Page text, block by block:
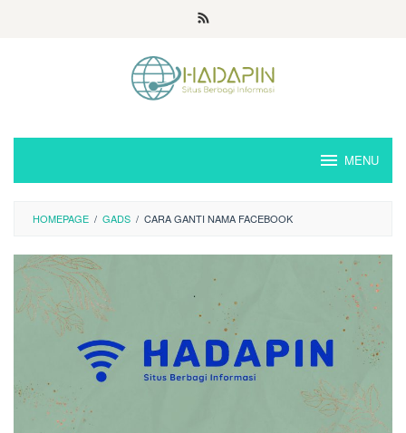
MENU
HOMEPAGE / GADS / CARA GANTI NAMA FACEBOOK